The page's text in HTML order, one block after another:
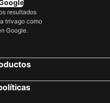
resultados
trivago como
Google.